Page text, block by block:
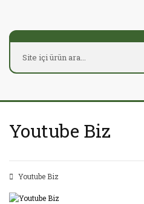
Youtube Biz
Youtube Biz